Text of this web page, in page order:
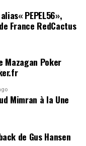
€
€
52.000 €
€
€
€
PEPEL56»,
France RedCactus
Mazagan Poker
Mimran à la Une
de Gus Hansen